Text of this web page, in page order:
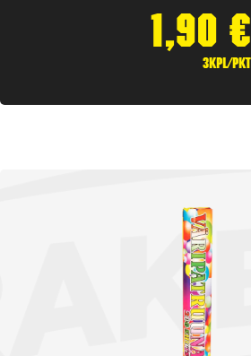
1,90 €
3kpl/pkt